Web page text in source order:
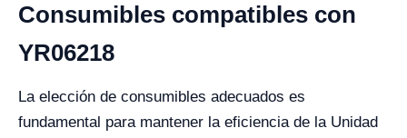
Consumibles compatibles con
YR06218
La elección de consumibles adecuados es
fundamental para mantener la eficiencia de la Unidad